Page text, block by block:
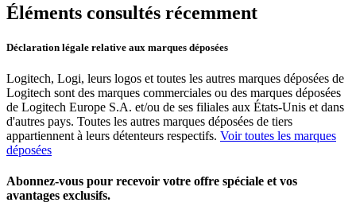
Éléments consultés récemment
Déclaration légale relative aux marques déposées
Logitech, Logi, leurs logos et toutes les autres marques déposées de
Logitech sont des marques commerciales ou des marques déposées
de Logitech Europe S.A. et/ou de ses filiales aux États-Unis et dans
d'autres pays. Toutes les autres marques déposées de tiers
appartiennent à leurs détenteurs respectifs. Voir toutes les marques
déposées
Abonnez-vous pour recevoir votre offre spéciale et vos
avantages exclusifs.